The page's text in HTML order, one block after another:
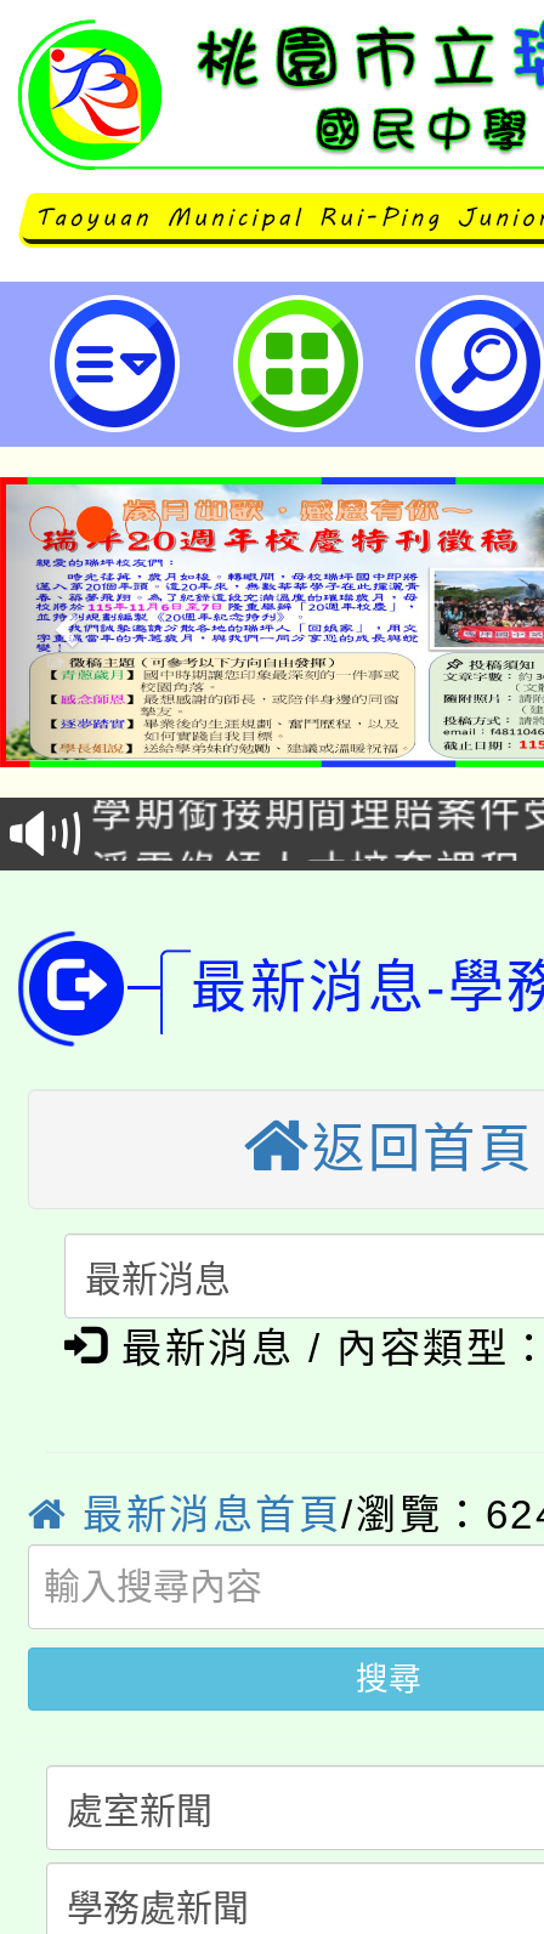
加強水域安全宣導及從事水域（含
意戲水安全與相關規定-桃園市立
115年食農教育專業人
程
學期銜接期間理賠案件
學籍身 分審查程序及
版
淨零綠領人才培育課程
代理(課)教師甄選結果(
「2026金融保險知識
車」活動
桃園市115學年度學生
生本土語及新住民語歌
公告本校115學年度第
代理(課)教師甄選結果
公告本校115學年度第
代理(課)教師甄選結果(
轉知中國文化大學推廣
《TA101》溝通分析基
程，歡迎學生輔導中心
系所師生報名參加。
轉知苗栗縣政府辦理
縣市「校園短影音徵選
踴躍報名參加。
115年食農教育專業人
版
公告本校115學年度第
代理(課)教師甄選結果(
「2026金融保險知識
車」活動
桃園市115學年度學生
生本土語及新住民語歌
公告本校115學年度第
代理(課)教師甄選結果(
公告本校115學年度第
代理(課)教師甄選結果(
轉知中國文化大學推廣
《TA101》溝通分析基
轉知苗栗縣政府辦理
最新消息-學
返回首頁
最新消息 / 內容類型
最新消息首頁/瀏覽：
搜尋